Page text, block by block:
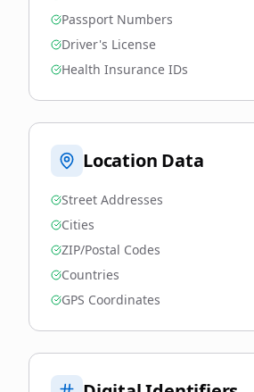
Passport Numbers
Driver's License
Health Insurance IDs
Location Data
Street Addresses
Cities
ZIP/Postal Codes
Countries
GPS Coordinates